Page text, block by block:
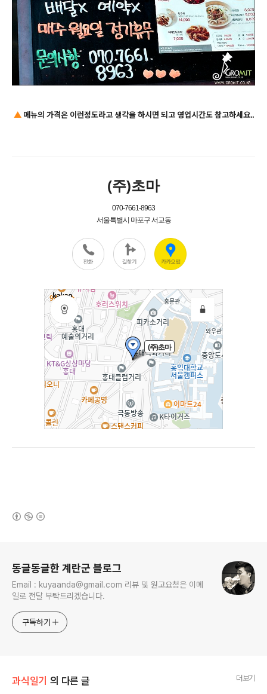
▲ 메뉴의 가격은 이런정도라고 생각을 하시면 되고 영업시간도 참고하세요..
동글동글한 계란군 블로그
Email : kuyaanda@gmail.com 리뷰 및 원고요청은 이메
일로 전달 부탁드리겠습니다.
구독하기
과식일기 의 다른 글 더보기